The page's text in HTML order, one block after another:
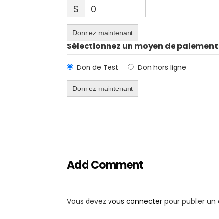
$ 0
Donnez maintenant
Sélectionnez un moyen de paiement
Don de Test Don hors ligne
Add Comment
Vous devez vous connecter pour publier